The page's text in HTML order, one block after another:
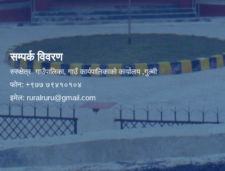
सम्पर्क विवरण
रुरुक्षेत्र गाउँपालिका, गाउँ कार्यपालिकाको कार्यालय ,गुल्मी
फोन: +९७७ ७९४१०१०४
इमेल: ruralruru@gmail.com